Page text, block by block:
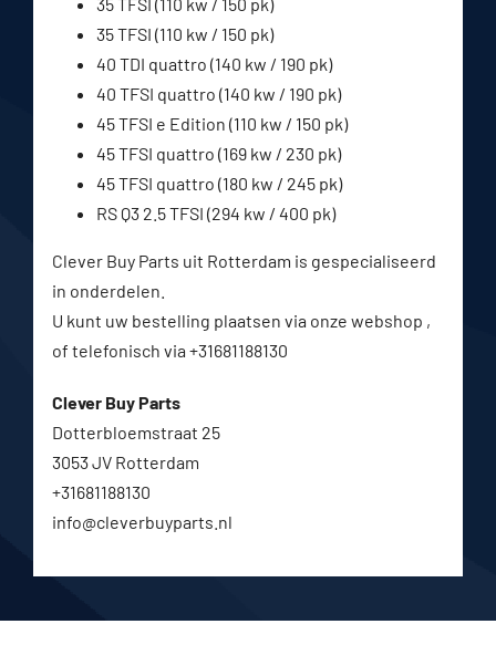
35 TFSI (110 kw / 150 pk)
40 TDI quattro (140 kw / 190 pk)
40 TFSI quattro (140 kw / 190 pk)
45 TFSI e Edition (110 kw / 150 pk)
45 TFSI quattro (169 kw / 230 pk)
45 TFSI quattro (180 kw / 245 pk)
RS Q3 2.5 TFSI (294 kw / 400 pk)
Clever Buy Parts uit Rotterdam is gespecialiseerd
in onderdelen.
U kunt uw bestelling plaatsen via onze webshop ,
of telefonisch via +31681188130
Clever Buy Parts
Dotterbloemstraat 25
3053 JV Rotterdam
+31681188130
info@cleverbuyparts.nl